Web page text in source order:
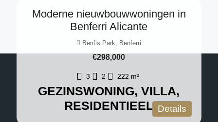
Moderne nieuwbouwwoningen in
Benferri Alicante
Benfis Park, Benferri
€298,000
3 2 222 m²
GEZINSWONING, VILLA,
RESIDENTIEEL Details